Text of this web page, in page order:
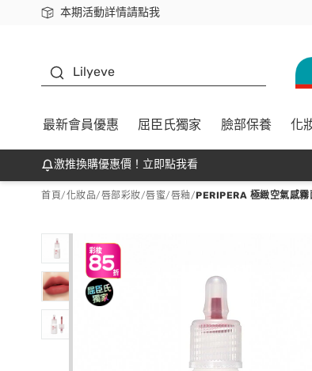
本期活動詳情請點我
下載app最高回饋$350
Lilyeve
最新會員優惠 屈臣氏獨家 臉部保養 化
激推換購優惠價！立即點我看
首頁/化妝品/唇部彩妝/唇蜜/唇釉/PERIPERA 極緻空氣感